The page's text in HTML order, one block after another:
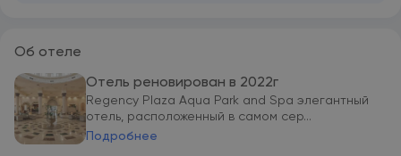
Об отеле
Отель реновирован в 2022г
Regency Plaza Aqua Park and Spa элегантный
отель, расположенный в самом сер...
Подробнее